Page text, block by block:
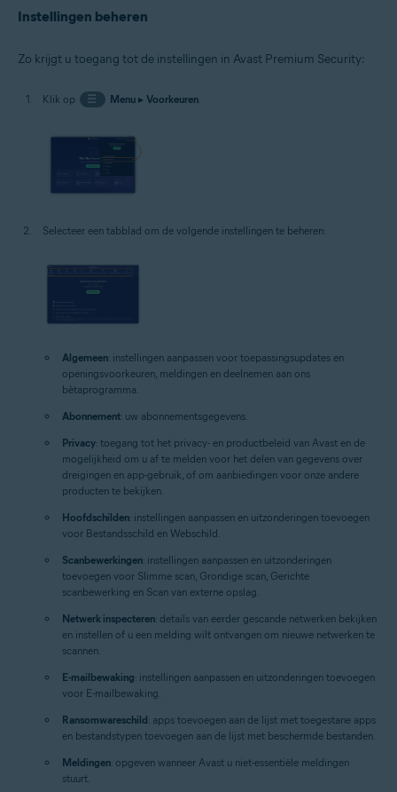
Instellingen beheren
Zo krijgt u toegang tot de instellingen in Avast Premium Security:
Klik op ☰ Menu▸ Voorkeuren.
Selecteer een tabblad om de volgende instellingen te beheren:
Algemeen: instellingen aanpassen voor toepassingsupdates en
openingsvoorkeuren, meldingen en deelnemen aan ons
bètaprogramma.
Abonnement: uw abonnementsgegevens.
Privacy: toegang tot het privacy- en productbeleid van Avast en de
mogelijkheid om u af te melden voor het delen van gegevens over
dreigingen en app-gebruik, of om aanbiedingen voor onze andere
producten te bekijken.
Hoofdschilden: instellingen aanpassen en uitzonderingen toevoegen
voor Bestandsschild en Webschild.
Scanbewerkingen: instellingen aanpassen en uitzonderingen
toevoegen voor Slimme scan, Grondige scan, Gerichte
scanbewerking en Scan van externe opslag.
Netwerk inspecteren: details van eerder gescande netwerken bekijken
en instellen of u een melding wilt ontvangen om nieuwe netwerken te
scannen.
E-mailbewaking: instellingen aanpassen en uitzonderingen toevoegen
voor E-mailbewaking.
Ransomwareschild: apps toevoegen aan de lijst met toegestane apps
en bestandstypen toevoegen aan de lijst met beschermde bestanden.
Meldingen: opgeven wanneer Avast u niet-essentiële meldingen
stuurt.